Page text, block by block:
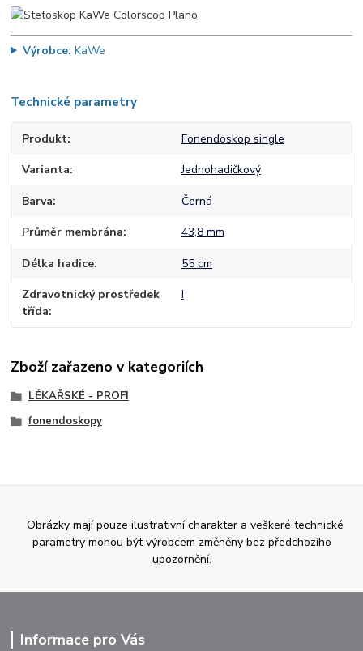
Výrobce: KaWe
Technické parametry
Produkt Fonendoskop single
Varianta Jednohadičkový
Barva Černá
Průměr membrána 43,8 mm
Délka hadice 55 cm
Zdravotnický prostředek
třída
I
Zboží zařazeno v kategoriích
LÉKAŘSKÉ - PROFI
fonendoskopy
Obrázky mají pouze ilustrativní charakter a veškeré technické
parametry mohou být výrobcem změněny bez předchozího
upozornění.
Informace pro Vás